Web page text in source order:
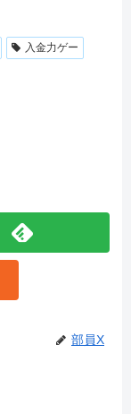
入金力ゲー
部員X